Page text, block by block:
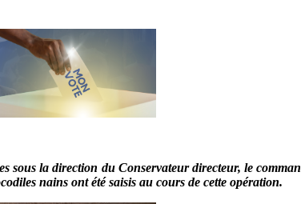
sous la direction du Conservateur directeur, le
nains ont été saisis au cours de cette opération.